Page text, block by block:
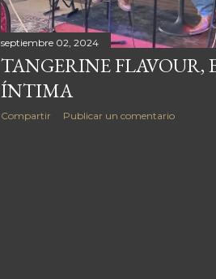
septiembre 02, 2024
TANGERINE FLAVOUR,
ÍNTIMA
Compartir Publicar un comentario